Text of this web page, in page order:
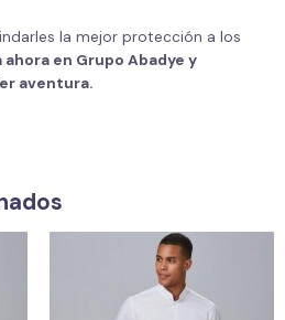
la mejor protección a los
ahora en Grupo Abadye y
aventura.